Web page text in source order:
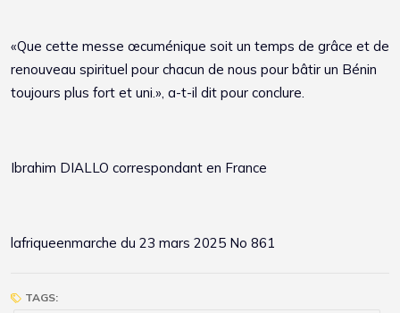
«Que cette messe œcuménique soit un temps de grâce et de
renouveau spirituel pour chacun de nous pour bâtir un Bénin
toujours plus fort et uni.», a-t-il dit pour conclure.
Ibrahim DIALLO correspondant en France
lafriqueenmarche du 23 mars 2025 No 861
TAGS: